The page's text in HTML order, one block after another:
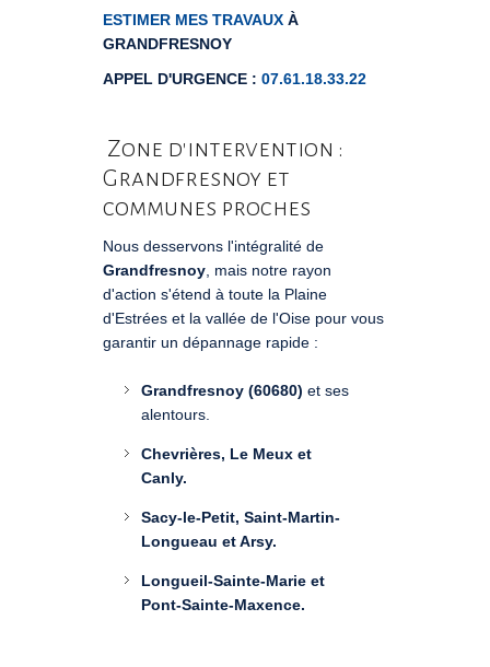
ESTIMER MES TRAVAUX À
GRANDFRESNOY
APPEL D'URGENCE : 07.61.18.33.22
Zone d'intervention :
Grandfresnoy et
communes proches
Nous desservons l'intégralité de
Grandfresnoy, mais notre rayon
d'action s'étend à toute la Plaine
d'Estrées et la vallée de l'Oise pour vous
garantir un dépannage rapide :
Grandfresnoy (60680) et ses
alentours.
Chevrières, Le Meux et
Canly.
Sacy-le-Petit, Saint-Martin-
Longueau et Arsy.
Longueil-Sainte-Marie et
Pont-Sainte-Maxence.